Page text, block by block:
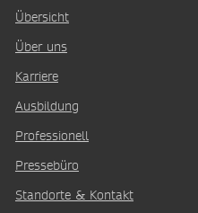
Übersicht
Über uns
Karriere
Ausbildung
Professionell
Pressebüro
Standorte & Kontakt